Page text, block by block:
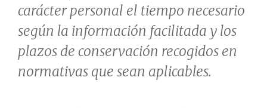
carácter personal el tiempo necesario
según la información facilitada y los
plazos de conservación recogidos en
normativas que sean aplicables.